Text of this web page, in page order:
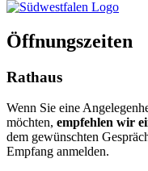
Öffnungszeiten
Rathaus
Wenn Sie eine
möchten, empfehlen wir
dem gewünschten
Empfang anmelden.